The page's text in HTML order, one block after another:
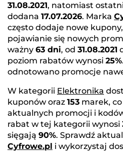
31.08.2021, natomiast
dodana 17.07.2026. Marka
często dodaje nowe
pojawianie się nowych
ważny 63 dni, od 31.08.2021
poziom rabatów wynosi 25%
odnotowano promocje
W kategorii Elektronika
kuponów oraz 153 marek,
aktualnych promocji i
rabat w tej kategorii wynosi
sięgają 90%. Sprawdź
Cyfrowe.pl i wykorzystaj